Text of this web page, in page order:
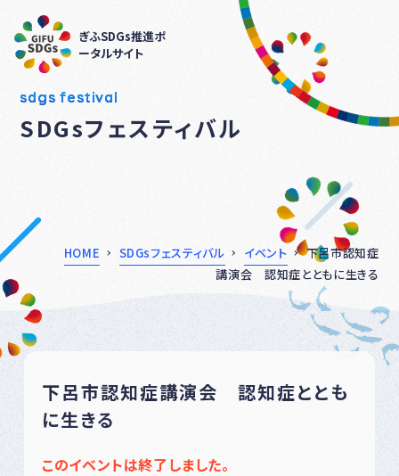
ぎふSDGs推進ポ
ータルサイト
sdgs festival
SDGsフェスティバル
HOME SDGsフェスティバル イベント
下呂市認知症
講演会 認知症とともに生きる
下呂市認知症講演会 認知症ととも
に生きる
このイベントは終了しました。